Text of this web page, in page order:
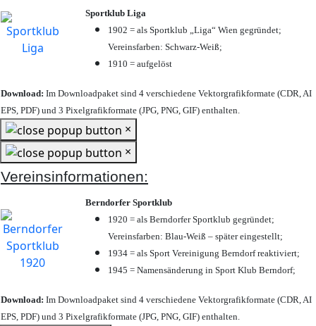
Sportklub Liga
1902 = als Sportklub „Liga“ Wien gegründet;
Vereinsfarben: Schwarz-Weiß;
1910 = aufgelöst
Download: Im Downloadpaket sind 4 verschiedene Vektorgrafikformate (CDR, AI
EPS, PDF) und 3 Pixelgrafikformate (JPG, PNG, GIF) enthalten.
×
×
Vereinsinformationen:
Berndorfer Sportklub
1920 = als Berndorfer Sportklub gegründet;
Vereinsfarben: Blau-Weiß – später eingestellt;
1934 = als Sport Vereinigung Berndorf reaktiviert;
1945 = Namensänderung in Sport Klub Berndorf;
Download: Im Downloadpaket sind 4 verschiedene Vektorgrafikformate (CDR, AI
EPS, PDF) und 3 Pixelgrafikformate (JPG, PNG, GIF) enthalten.